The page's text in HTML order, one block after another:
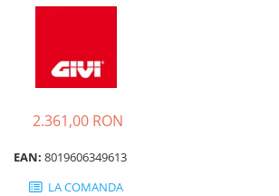
2.361,00 RON
EAN: 8019606349613
LA COMANDA